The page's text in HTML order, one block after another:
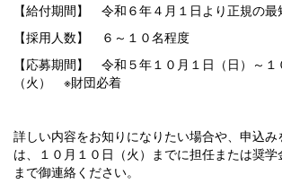
【給付期間】 令和６年４月１日より正規の最
【採用人数】 ６～１０名程度
【応募期間】 令和５年１０月１日（日）～１
（火） ※財団必着
詳しい内容をお知りになりたい場合や、申込
は、１０月１０日（火）までに担任または奨学
まで御連絡ください。